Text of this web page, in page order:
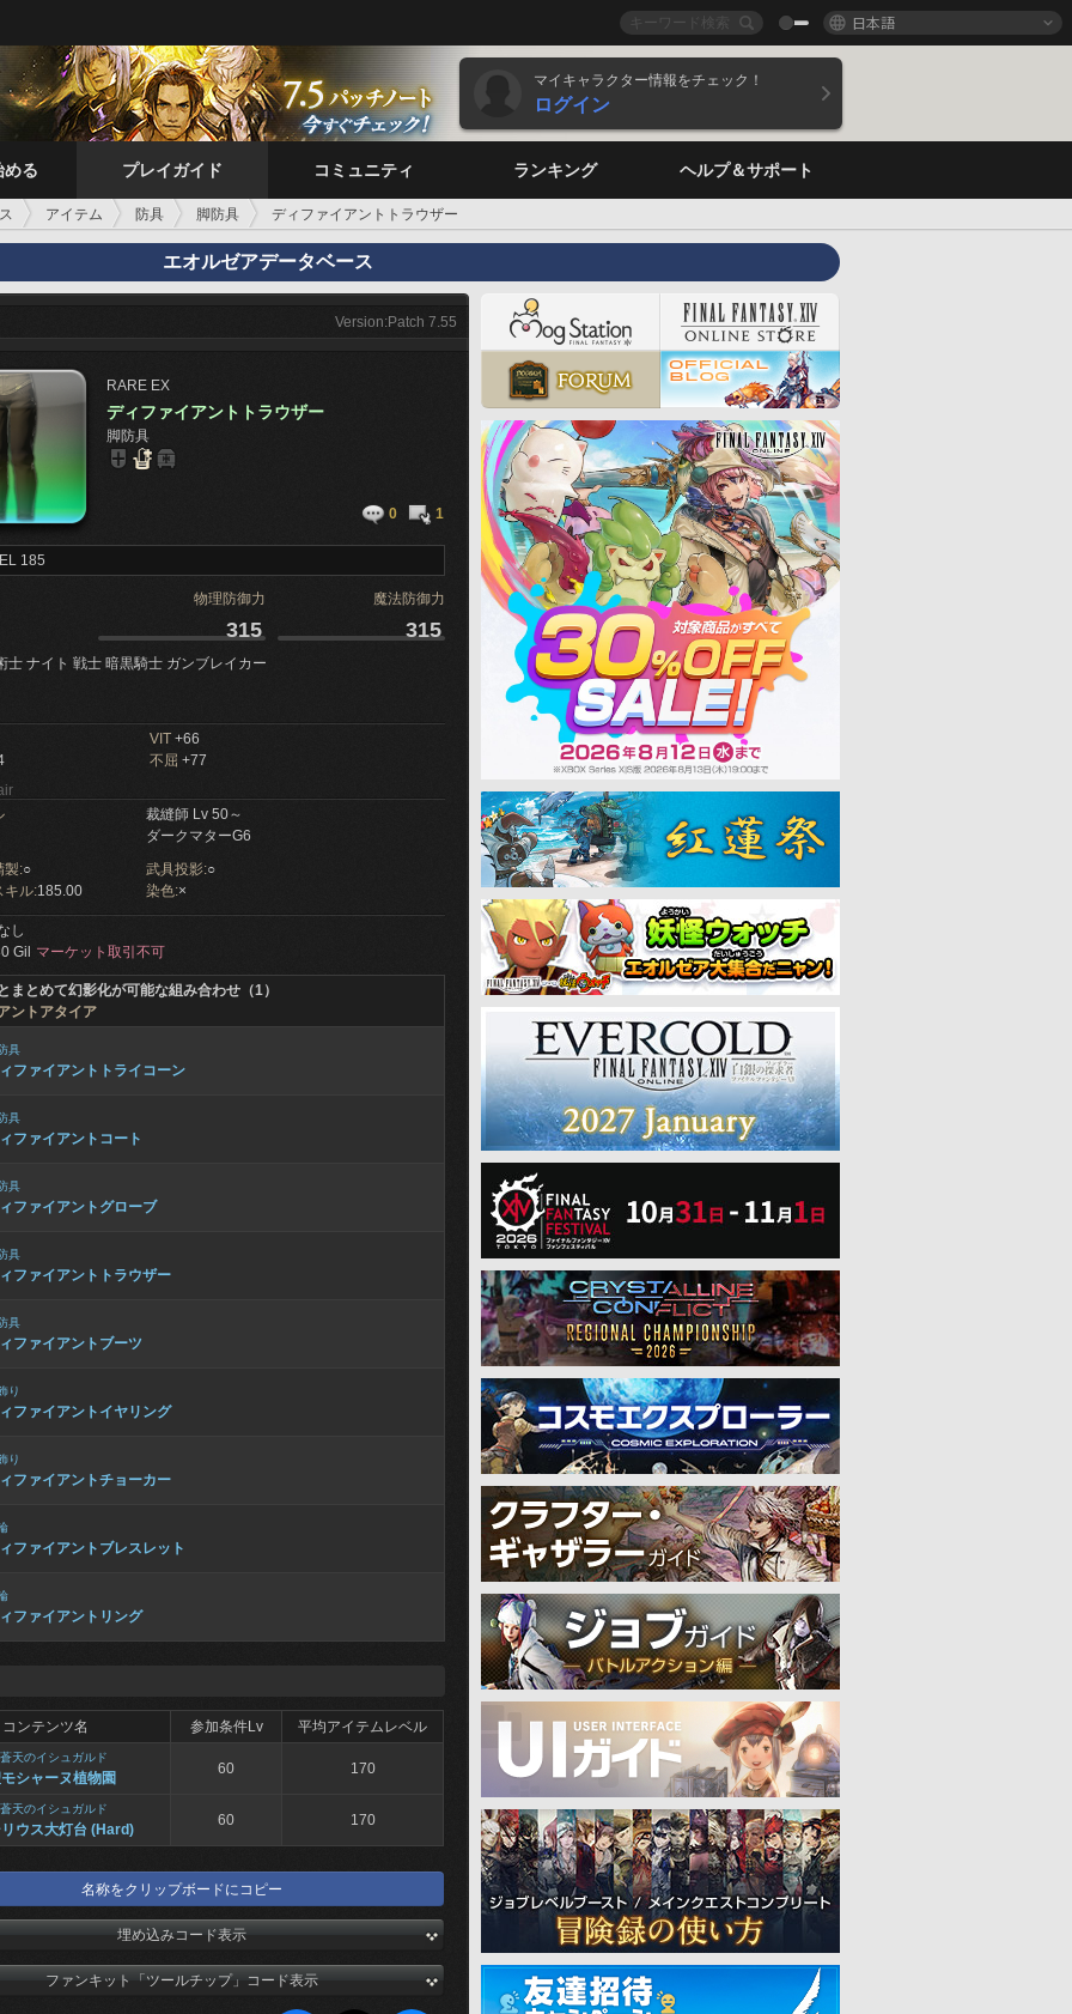
日本語
マイキャラクター情報をチェック！
ログイン
める プレイガイド コミュニティ ランキング ヘルプ＆サポート
アイテム 防具 脚防具 ディファイアントトラウザー
エオルゼアデータベース
Version:Patch 7.55
RARE EX
ディファイアントトラウザー
脚防具
0 1
185
物理防御力 魔法防御力
315 315
士 ナイト 戦士 暗黒騎士 ガンブレイカー
VIT +66
不屈 +77
裁縫師 Lv 50～
ダークマターG6
製:○ 武具投影:○
キル:185.00 染色:×
し
Gil
マーケット取引不可
まとめて幻影化が可能な組み合わせ（1）
ントアタイア
具
ファイアントトライコーン
具
ファイアントコート
具
ファイアントグローブ
具
ファイアントトラウザー
具
ファイアントブーツ
り
ファイアントイヤリング
り
ファイアントチョーカー
ファイアントブレスレット
ファイアントリング
コンテンツ名 参加条件Lv 平均アイテムレベル
蒼天のイシュガルド
シャーヌ植物園
60 170
蒼天のイシュガルド
ウス大灯台 (Hard)
60 170
名称をクリップボードにコピー
埋め込みコード表示
ファンキット「ツールチップ」コード表示